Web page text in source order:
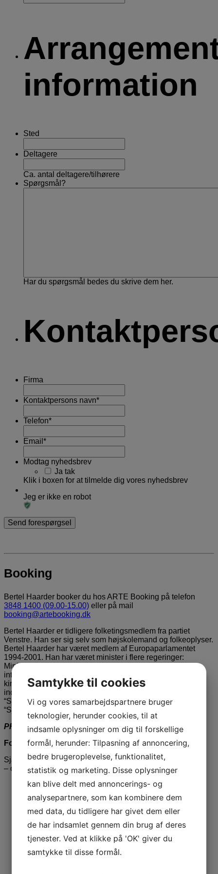
information
Sted
Deltagere
Ca. antal deltagere/tilhørere
Spørgsmål?
Har du spørgsmål bedes du skrive dem her.
Firma
Kontaktpersons navn*
Telefon*
Email *
Modtag nyhedsbrev
Ja tak
Klik i boxen for at tilmelde dig vores nyhedsbrev
Jeg er ikke en robot
Booking
Bertel Haarder booker du hos ARTE Booking på telefon
3848 1400 (09.00-15.00) eller på mail
booking@artebooking.dk
Bertel Haarder er tidligere folketingsmedlem fra partiet
Venstre. Han ser sig selv som højskolemand og folkeoplyser.
Bertel Haarder har været medlem af Europaparlamentet
1994-2001. Han har været minister i flere regeringer:
Ministerposter: Undervisningsminister, forskningsminister,
integrationsminister, europaminister, udviklingsminister,
kirkeminister, minister for nordisk samarbejde,
indenrigsminister, sundhedsminister, kulturminister. Bogen
“Sjælespark” er han 12. bog. Han skriver på ny bog
“Sjælefred” – udgivelsdato ukendt.
PRESSEFOTO: Fotograf: Steen Brogaard
Foredrag med udgangspunkt i bogen “Sjælespark”.
Sjælespark
– om ånd og magt, sorg og sejr, politik og pjank
Samtykke til cookies
Vi og vores samarbejdspartnere bruger
teknologier, herunder cookies, til at
indsamle oplysninger om dig til forskellige
formål, herunder: Tilpasning af annoncering,
bedre brugeroplevelse, funktionalitet,
statistik og marketing. Disse oplysninger
kan blive delt med annoncerings- og
analysepartnere, som kan kombinere dem
med data, du tidligere har givet dem eller
de har indsamlet gennem din brug af deres
tjenester. Ved at klikke på 'OK' giver du
samtykke til disse formål.